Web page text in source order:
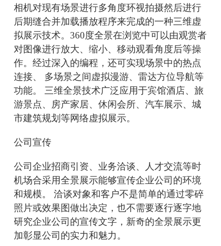
相机对现有场景进行多角度环视拍摄然后进行
后期缝合并加载播放程序来完成的一种三维虚
拟展示技术。360度全景在浏览中可以由观赏者
对图像进行放大、缩小、移动观看角度后等操
作。经过深入的编程，还可实现场景中的热点
连接、 多场景之间虚拟漫游、雷达方位导航等
功能。 三维全景技术广泛应用于宾馆酒店、旅
游景点、房产家居、休闲会所、汽车展示、城
市建筑规划等网络虚拟展示。
公司宣传
公司企业招商引资、业务洽谈、人才交流等时
机场合采用全景展示能够宣传企业公司的环境
和规模。 洽谈对象和客户不是简单的通过零碎
照片或效果图做出决定，也不需要逐行逐字地
研究企业公司的宣传文字，新奇的全景展示更
加彰显公司的实力和魅力。